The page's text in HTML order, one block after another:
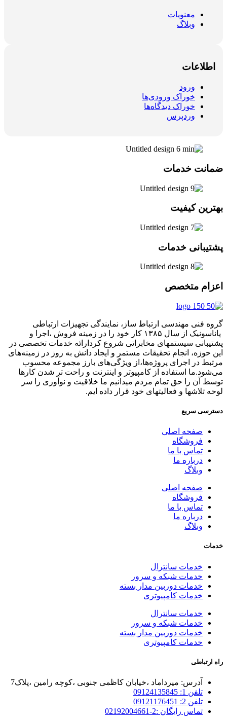
معنویات
وبلاگ
اطلاعات
ورود
خوراک ورودی‌ها
خوراک دیدگاه‌ها
وردپرس
ضمانت خدمات
بهترین کیفیت
پشتیبانی خدمات
اعزام متخصص
گروه فنی مهندسی ارتباط ساز، نمایندگی تجهیزات ارتباطی
پاناسونیک از سال ۱۳۸۵ کار خود را در زمینه فروش ،اجرا و
پشتیبانی سیستمهای مخابراتی شروع کردارائه خدمات تخصصی در
این حوزه، انجام تحقیقات مستمر و ایجاد دانش به‌ روز در زمینه‌های
مرتبط در اجرای پروژه‌ها،از ویژگی‌های بارز مجموعه محسوب
می‌شود.ما استفاده از کامپیوتر و اینترنت و راحت تر شدن کارها
توسط آن را حق تمام مردم میدانیم ما خلاقیت و نوآوری را سر
لوحه تلاشها و فعالیتهای خود قرار داده ایم.
دسترسی سریع
صفحه اصلی
فروشگاه
تماس با ما
درباره ما
وبلاگ
صفحه اصلی
فروشگاه
تماس با ما
درباره ما
وبلاگ
خدمات
خدمات سانترال
خدمات شبکه و سرور
خدمات دوربین مدار بسته
خدمات کامپیوتری
خدمات سانترال
خدمات شبکه و سرور
خدمات دوربین مدار بسته
خدمات کامپیوتری
راه ارتباطی
آدرس: میرداماد ،خیابان کاظمی جنوبی ،کوچه رامین ،پلاک7
تلفن 1: 09124135845
تلفن 2: 09121176451
تماس رایگان :2-02192004661